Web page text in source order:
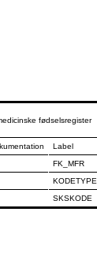
fødselsregister
Label
FK_MFR
KODETYPE
SKSKODE